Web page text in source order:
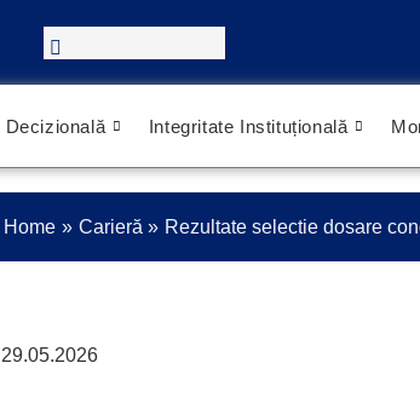
Decizională Integritate Instituțională
Home Carieră Rezultate selectie dosare